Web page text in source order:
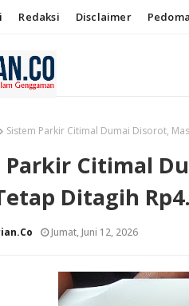
Redaksi Disclaimer
Sistem Parkir Citimal Dumai Disorot,
Parkir Citimal
Ditagih
Jumat, Juni 12, 2026